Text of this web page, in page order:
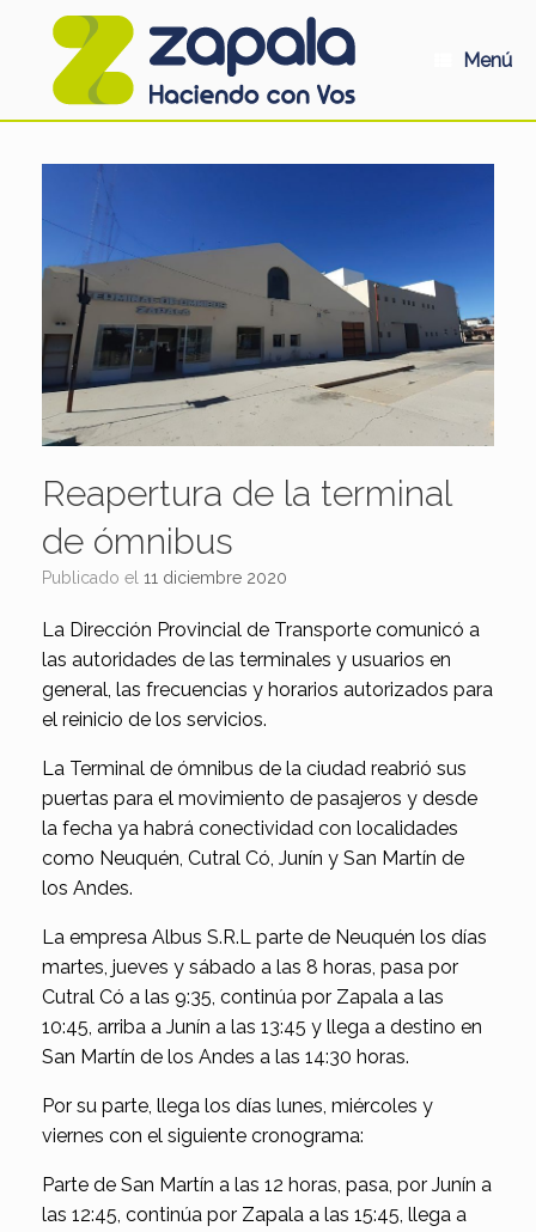
Menú
Reapertura de la terminal
de ómnibus
Publicado el 11 diciembre 2020
La Dirección Provincial de Transporte comunicó a
las autoridades de las terminales y usuarios en
general, las frecuencias y horarios autorizados para
el reinicio de los servicios.
La Terminal de ómnibus de la ciudad reabrió sus
puertas para el movimiento de pasajeros y desde
la fecha ya habrá conectividad con localidades
como Neuquén, Cutral Có, Junín y San Martín de
los Andes.
La empresa Albus S.R.L parte de Neuquén los días
martes, jueves y sábado a las 8 horas, pasa por
Cutral Có a las 9:35, continúa por Zapala a las
10:45, arriba a Junín a las 13:45 y llega a destino en
San Martín de los Andes a las 14:30 horas.
Por su parte, llega los días lunes, miércoles y
viernes con el siguiente cronograma:
Parte de San Martín a las 12 horas, pasa, por Junín a
las 12:45, continúa por Zapala a las 15:45, llega a